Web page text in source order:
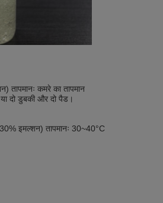
तापमानः कमरे का तापमान
दो डुबकी और दो पैड।
इमल्शन) तापमानः 30~40°C